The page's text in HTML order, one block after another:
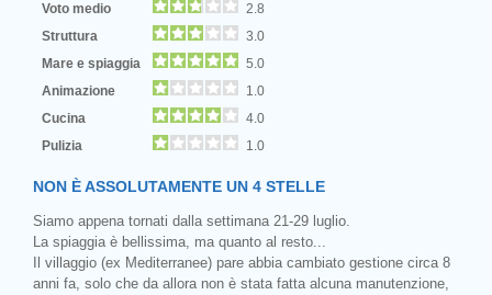
Voto medio
2.8
Struttura
3.0
Mare e spiaggia
5.0
Animazione
1.0
Cucina
4.0
Pulizia
1.0
NON È ASSOLUTAMENTE UN 4 STELLE
Siamo appena tornati dalla settimana 21-29 luglio.
La spiaggia è bellissima, ma quanto al resto...
Il villaggio (ex Mediterranee) pare abbia cambiato gestione circa 8
anni fa, solo che da allora non è stata fatta alcuna manutenzione,